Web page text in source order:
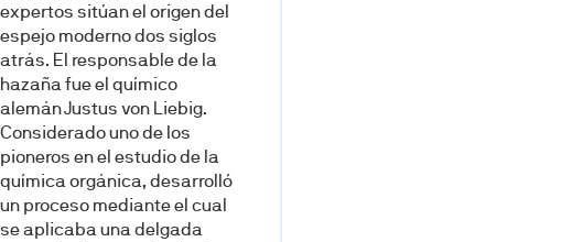
expertos sitúan el origen del
espejo moderno dos siglos
atrás. El responsable de la
hazaña fue el químico
alemán Justus von Liebig.
Considerado uno de los
pioneros en el estudio de la
química orgánica, desarrolló
un proceso mediante el cual
se aplicaba una delgada